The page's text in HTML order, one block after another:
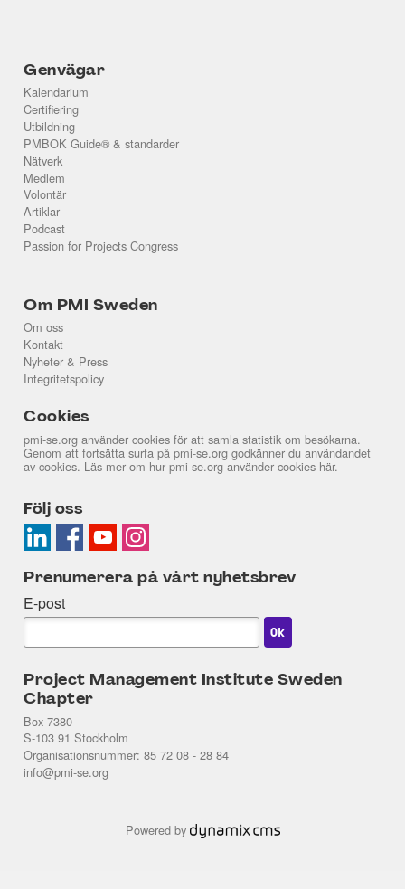
Genvägar
Kalendarium
Certifiering
Utbildning
PMBOK Guide® & standarder
Nätverk
Medlem
Volontär
Artiklar
Podcast
Passion for Projects Congress
Om PMI Sweden
Om oss
Kontakt
Nyheter & Press
Integritetspolicy
Cookies
pmi-se.org använder cookies för att samla statistik om besökarna.
Genom att fortsätta surfa på pmi-se.org godkänner du användandet
av cookies. Läs mer om hur pmi-se.org använder cookies här.
Följ oss
Prenumerera på vårt nyhetsbrev
E-post
Project Management Institute Sweden
Chapter
Box 7380
S-103 91 Stockholm
Organisationsnummer: 85 72 08 - 28 84
info@pmi-se.org
Powered by